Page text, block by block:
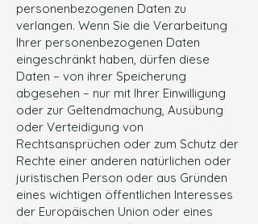
personenbezogenen Daten zu
verlangen. Wenn Sie die Verarbeitung
Ihrer personenbezogenen Daten
eingeschränkt haben, dürfen diese
Daten – von ihrer Speicherung
abgesehen – nur mit Ihrer Einwilligung
oder zur Geltendmachung, Ausübung
oder Verteidigung von
Rechtsansprüchen oder zum Schutz der
Rechte einer anderen natürlichen oder
juristischen Person oder aus Gründen
eines wichtigen öffentlichen Interesses
der Europäischen Union oder eines